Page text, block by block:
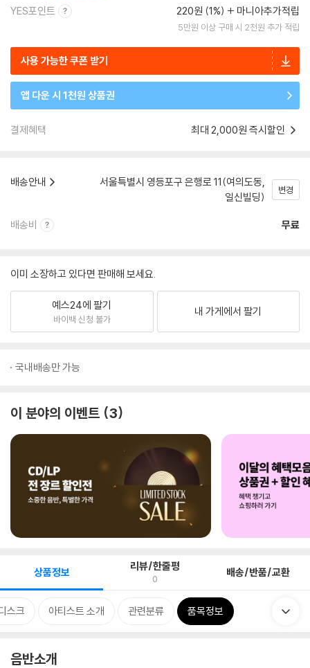
YES포인트 220원 (1%) 마니아추가적립
5만원 이상 구매 시 2천원 추가 적립
사용 가능한 쿠폰 받기
앱 다운 시 1천원 상품권
결제혜택 최대 2,000원 즉시할인
배송안내
서울특별시 영등포구 은행로 11(여의도동,
일신빌딩)
변경
배송비 무료
이미 소장하고 있다면 판매해 보세요.
예스24에 팔기
바이백 신청 불가
내 가게에서 팔기
국내배송만 가능
이 분야의 이벤트 3
상품정보 리뷰/한줄평
0 배송/반품/교환
스크 아티스트 소개 관련분류 품목정보
음반소개